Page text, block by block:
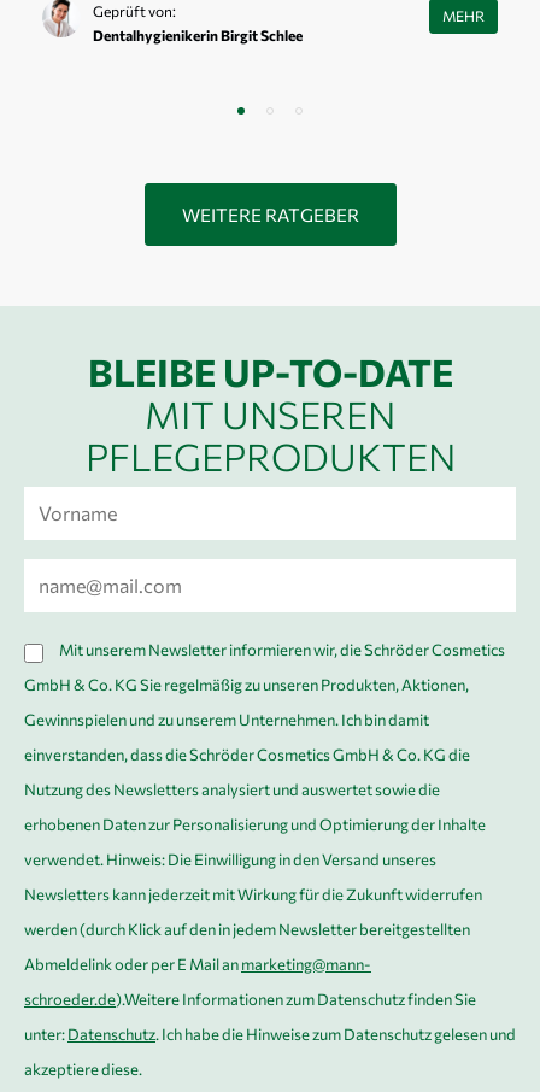
Schätzungen zufolge leiden rund 95 Prozent der Deutschen unter
einer lokalen Zahnfleischentzündung. Doch wie gefährlich ist diese
Geprüft von:
Dentalhygienikerin Birgit Schlee
MEHR
WEITERE RATGEBER
BLEIBE UP-TO-DATE
MIT UNSEREN
PFLEGEPRODUKTEN
r
m
e
*
a
i
l
*
D
S
O
*
Mit unserem Newsletter informieren wir, die Schröder Cosmetics
GmbH & Co. KG Sie regelmäßig zu unseren Produkten, Aktionen,
Gewinnspielen und zu unserem Unternehmen. Ich bin damit
einverstanden, dass die Schröder Cosmetics GmbH & Co. KG die
Nutzung des Newsletters analysiert und auswertet sowie die
erhobenen Daten zur Personalisierung und Optimierung der Inhalte
verwendet. Hinweis: Die Einwilligung in den Versand unseres
Newsletters kann jederzeit mit Wirkung für die Zukunft widerrufen
werden (durch Klick auf den in jedem Newsletter bereitgestellten
Abmeldelink oder per E Mail anmarketing@mann-
schroeder.de).Weitere Informationen zum Datenschutz finden Sie
unter:Datenschutz. Ich habe die Hinweise zum Datenschutz gelesen und
akzeptiere diese.